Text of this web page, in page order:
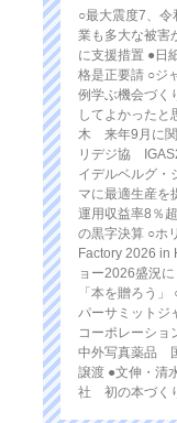
○最大震度7、
業も多大な被
に支援措置 ●日
格是正要請 ○ジ
例学ぶ機会づ
してよかったと
木 来年9月に関
リデジ協
イデルベルグ
マに最適生産
運用収益率8％
の黒字決算 ○
Factory 2026
ョー2026盛況
「本を贈ろう
パーサミットジ
コーポレーシ
中外写真薬品
譲渡 ●文伸・清
社 初の本づく